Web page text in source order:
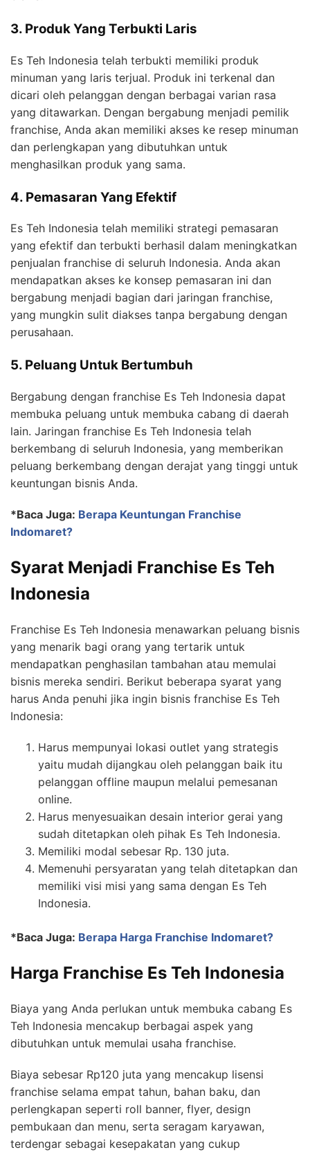
3. Produk Yang Terbukti Laris
Es Teh Indonesia telah terbukti memiliki produk
minuman yang laris terjual. Produk ini terkenal dan
dicari oleh pelanggan dengan berbagai varian rasa
yang ditawarkan. Dengan bergabung menjadi pemilik
franchise, Anda akan memiliki akses ke resep minuman
dan perlengkapan yang dibutuhkan untuk
menghasilkan produk yang sama.
4. Pemasaran Yang Efektif
Es Teh Indonesia telah memiliki strategi pemasaran
yang efektif dan terbukti berhasil dalam meningkatkan
penjualan franchise di seluruh Indonesia. Anda akan
mendapatkan akses ke konsep pemasaran ini dan
bergabung menjadi bagian dari jaringan franchise,
yang mungkin sulit diakses tanpa bergabung dengan
perusahaan.
5. Peluang Untuk Bertumbuh
Bergabung dengan franchise Es Teh Indonesia dapat
membuka peluang untuk membuka cabang di daerah
lain. Jaringan franchise Es Teh Indonesia telah
berkembang di seluruh Indonesia, yang memberikan
peluang berkembang dengan derajat yang tinggi untuk
keuntungan bisnis Anda.
*Baca Juga: Berapa Keuntungan Franchise
Indomaret?
Syarat Menjadi Franchise Es Teh
Indonesia
Franchise Es Teh Indonesia menawarkan peluang bisnis
yang menarik bagi orang yang tertarik untuk
mendapatkan penghasilan tambahan atau memulai
bisnis mereka sendiri. Berikut beberapa syarat yang
harus Anda penuhi jika ingin bisnis franchise Es Teh
Indonesia:
Harus mempunyai lokasi outlet yang strategis
yaitu mudah dijangkau oleh pelanggan baik itu
pelanggan offline maupun melalui pemesanan
online.
Harus menyesuaikan desain interior gerai yang
sudah ditetapkan oleh pihak Es Teh Indonesia.
Memiliki modal sebesar Rp. 130 juta.
Memenuhi persyaratan yang telah ditetapkan dan
memiliki visi misi yang sama dengan Es Teh
Indonesia.
*Baca Juga: Berapa Harga Franchise Indomaret?
Harga Franchise Es Teh Indonesia
Biaya yang Anda perlukan untuk membuka cabang Es
Teh Indonesia mencakup berbagai aspek yang
dibutuhkan untuk memulai usaha franchise.
Biaya sebesar Rp120 juta yang mencakup lisensi
franchise selama empat tahun, bahan baku, dan
perlengkapan seperti roll banner, flyer, design
pembukaan dan menu, serta seragam karyawan,
terdengar sebagai kesepakatan yang cukup